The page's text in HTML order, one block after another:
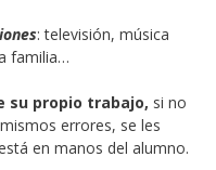
: televisión, música
familia…
su propio trabajo, si no
errores, se les
en manos del alumno.